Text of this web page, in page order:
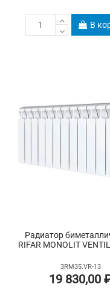
В
Радиатор
RIFAR MONOLIT
3RM35.VR-13
19 830,00